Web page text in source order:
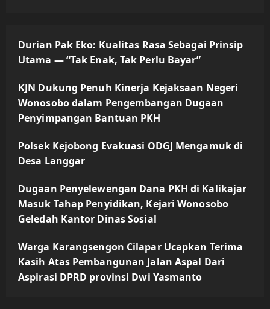
Durian Pak Eko: Kualitas Rasa Sebagai Prinsip
Utama — “Tak Enak, Tak Perlu Bayar”
KJN Dukung Penuh Kinerja Kejaksaan Negeri
Wonosobo dalam Pengembangan Dugaan
Penyimpangan Bantuan PKH
Polsek Kejobong Evakuasi ODGJ Mengamuk di
Desa Langgar
Dugaan Penyelewengan Dana PKH di Kalikajar
Masuk Tahap Penyidikan, Kejari Wonosobo
Geledah Kantor Dinas Sosial
Warga Karangsengon Cilapar Ucapkan Terima
Kasih Atas Pembangunan Jalan Aspal Dari
Aspirasi DPRD provinsi Dwi Yasmanto